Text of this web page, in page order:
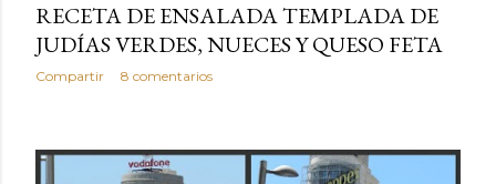
RECETA DE ENSALADA TEMPLADA DE
JUDÍAS VERDES, NUECES Y QUESO FETA
Compartir 8 comentarios